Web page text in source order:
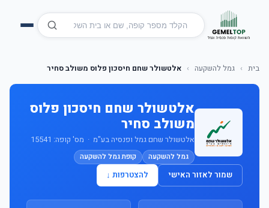
בית › גמל להשקעה › אלטשולר שחם חיסכון פלוס משולב סחיר
אלטשולר שחם חיסכון פלוס
משולב סחיר
אלטשולר שחם גמל ופנסיה בע"מ · מס' קופה: 15541
גמל להשקעה קופת גמל להשקעה
שמור לאזור האישי להצטרפות ↓